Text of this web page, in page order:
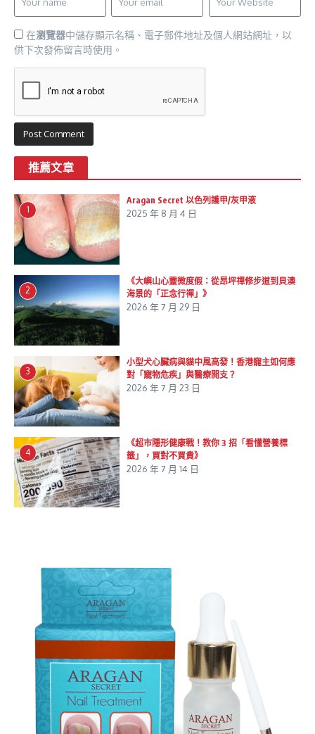
在瀏覽器中儲存顯示名稱、電子郵件地址及個人網站網址，以
供下次發佈留言時使用。
推薦文章
1
Aragan Secret 以色列護甲/灰甲液
2025 年 8 月 4 日
2
《大嶼山心靈微度假：從昂坪禪修步道到貝澳
海景的「正念行禪」》
2026 年 7 月 29 日
3
小型犬心臟病與貓中風高發！香港寵主如何應
對「寵物危疾」與醫療開支？
2026 年 7 月 23 日
4
《超市隱形健康戰！教你 3 招「看懂營養標
籤」，買對不買貴》
2026 年 7 月 14 日